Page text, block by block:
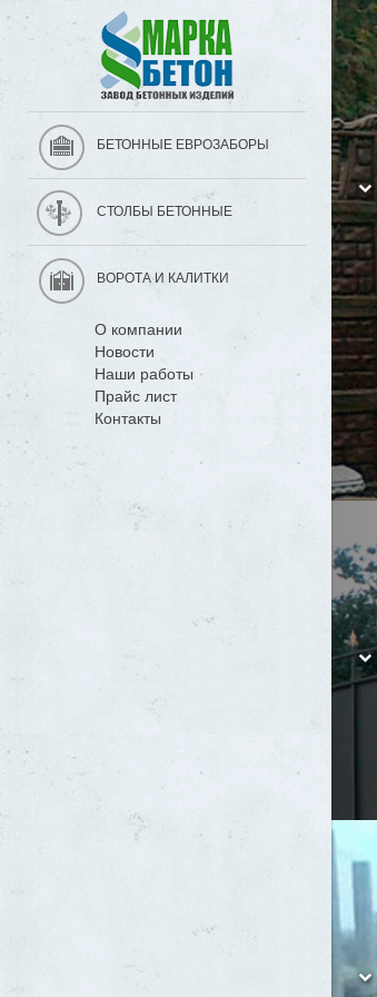
БЕТОННЫЕ ЕВРОЗАБОРЫ
СТОЛБЫ БЕТОННЫЕ
ВОРОТА И КАЛИТКИ
О компании
Новости
Наши работы
Прайс лист
Контакты